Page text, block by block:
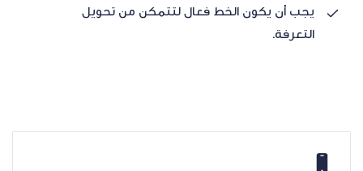
يجب أن يكون الخط فعال لتتمكن من تحويل
التعرفة.